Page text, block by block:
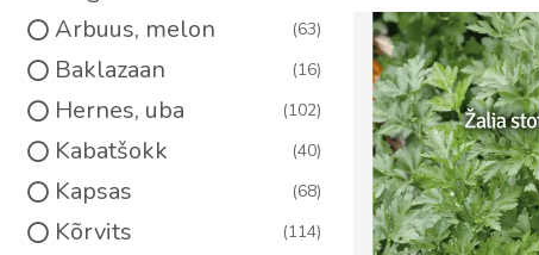
Arbuus, melon 63
Baklazaan 16
Hernes, uba 102
Kabatšokk 40
Kapsas 68
Kõrvits 114